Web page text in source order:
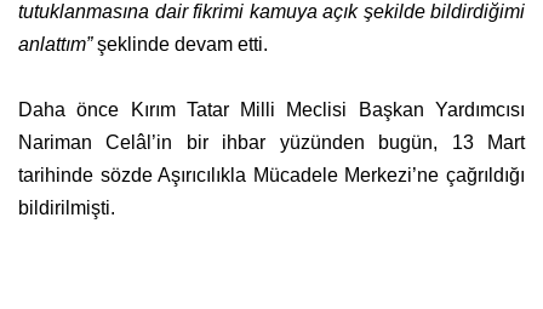
tutuklanmasına dair fikrimi kamuya açık şekilde bildirdiğimi
anlattım”şeklinde devam etti.
Daha önce Kırım Tatar Milli Meclisi Başkan Yardımcısı
Nariman Celâl’in bir ihbar yüzünden bugün, 13 Mart
tarihinde sözde Aşırıcılıkla Mücadele Merkezi’ne çağrıldığı
bildirilmişti.